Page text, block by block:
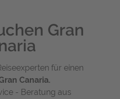
Gran
für einen
Canaria.
- Beratung aus